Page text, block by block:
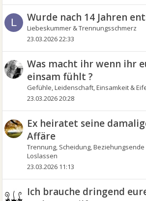
L Wurde nach 14 Jahren
Liebeskummer & Trennungsschmerz
23.03.2026 22:33
Was macht ihr wenn ihr
einsam fühlt ?
Gefühle, Leidenschaft, Einsamkeit &
23.03.2026 20:28
Ex heiratet seine
Affäre
Trennung, Scheidung, Beziehungsende
Loslassen
23.03.2026 11:13
Ich brauche dringend